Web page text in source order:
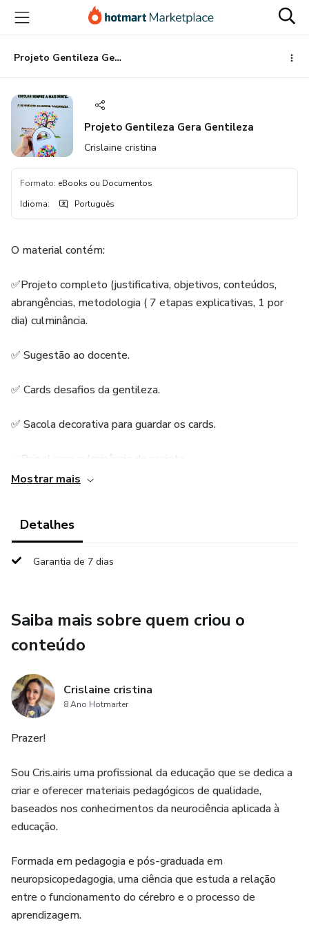
para
conteúdo
principal
para
pagamento
para
rodapé
Projeto Gentileza Gera Gentileza
Projeto Gentileza Gera Gentileza
Crislaine cristina
Formato: eBooks ou Documentos
Idioma: Português
O material contém:
✅Projeto completo (justificativa, objetivos, conteúdos,
abrangências, metodologia ( 7 etapas explicativas, 1 por
dia) culminância.
✅ Sugestão ao docente.
✅ Cards desafios da gentileza.
✅ Sacola decorativa para guardar os cards.
✅Painel para culminância do projeto.
📁42 folhas em PDF não editável
Mostrar mais
Detalhes
Garantia de 7 dias
Saiba mais sobre quem criou o
conteúdo
Crislaine cristina
8 Ano Hotmarter
Prazer!
Sou Cris.airis uma profissional da educação que se dedica a
criar e oferecer materiais pedagógicos de qualidade,
baseados nos conhecimentos da neurociência aplicada à
educação.
Formada em pedagogia e pós-graduada em
neuropsicopedagogia, uma ciência que estuda a relação
entre o funcionamento do cérebro e o processo de
aprendizagem.